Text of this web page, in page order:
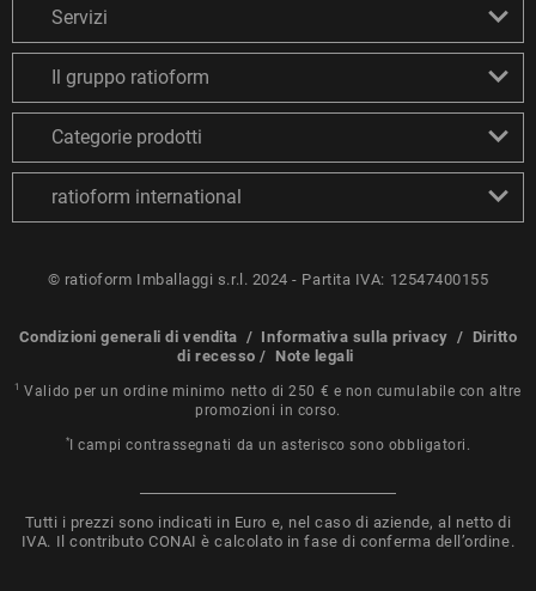
Servizi
Il gruppo ratioform
Categorie prodotti
ratioform international
© ratioform Imballaggi s.r.l. 2024 - Partita IVA: 12547400155
Condizioni generali di vendita / Informativa sulla privacy / Diritto
di recesso / Note legali
1Valido per un ordine minimo netto di 250 € e non cumulabile con altre
promozioni in corso.
*I campi contrassegnati da un asterisco sono obbligatori.
Tutti i prezzi sono indicati in Euro e, nel caso di aziende, al netto di
IVA. Il contributo CONAI è calcolato in fase di conferma dell’ordine.